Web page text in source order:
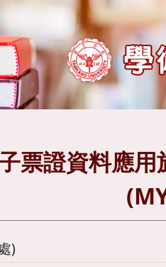
票證資料應
)